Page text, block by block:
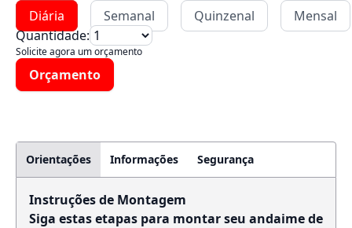
Diária Semanal Quinzenal
Mensal
Quantidade:
Solicite agora um orçamento
Orçamento
Orientações Informações Segurança
Instruções de Montagem
Siga estas etapas para montar seu andaime de